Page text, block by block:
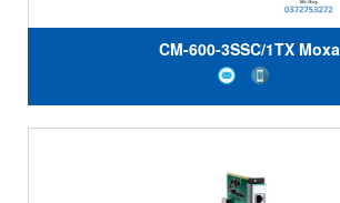
CM-600-3SSC/1TX Moxa